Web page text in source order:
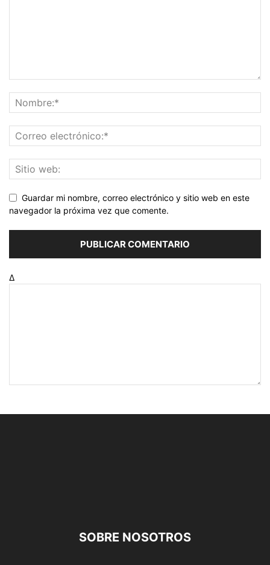
Guardar mi nombre, correo electrónico y sitio web en este
navegador la próxima vez que comente.
Δ
SOBRE NOSOTROS